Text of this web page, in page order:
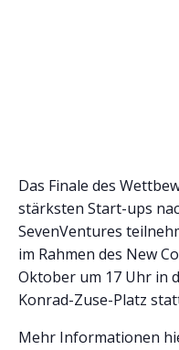
Das Finale des
stärksten Start-ups
SevenVentures
im Rahmen des New
Oktober um 17 Uhr in
Konrad-Zuse-Platz
Mehr Informationen